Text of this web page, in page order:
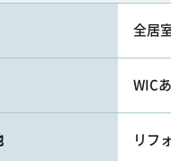
全居
WIC
リフ